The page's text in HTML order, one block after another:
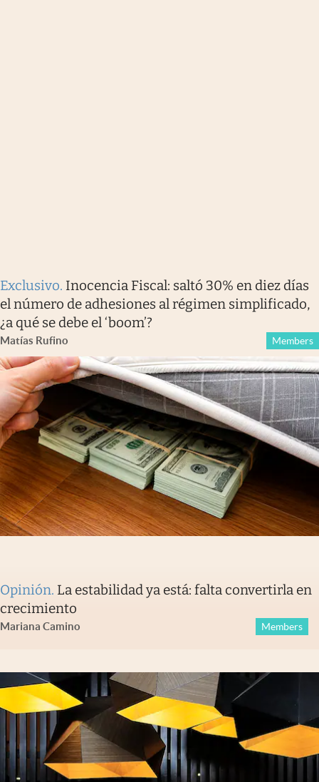
Exclusivo. Inocencia Fiscal: saltó 30% en diez días
el número de adhesiones al régimen simplificado,
¿a qué se debe el ‘boom’?
Matías Rufino Members
Opinión. La estabilidad ya está: falta convertirla en
crecimiento
Mariana Camino Members